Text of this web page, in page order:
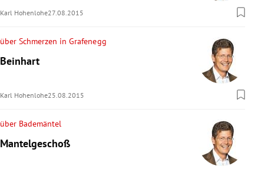
Karl Hohenlohe27.08.2015
über Schmerzen in Grafenegg
Beinhart
Karl Hohenlohe25.08.2015
über Bademäntel
Mantelgeschoß